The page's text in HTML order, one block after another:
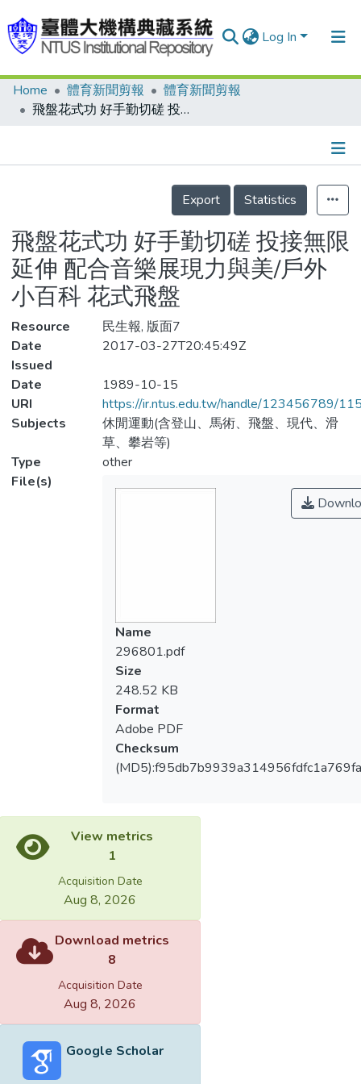
Log In
Communities & Collections
Statistics
Home 體育新聞剪報
體育新聞剪報
飛盤花式功 好手勤切磋 投接無限延伸 配合音樂展現力與美/戶外小百科 花式飛盤
Details
Export
Statistics
飛盤花式功 好手勤切磋 投接無限
延伸 配合音樂展現力與美/戶外
小百科 花式飛盤
Resource
民生報, 版面7
Date
Issued
2017-03-27T20:45:49Z
Date
1989-10-15
URI
https://ir.ntus.edu.tw/handle/123456789/
Subjects
休閒運動(含登山、馬術、飛盤、現代、滑
草、攀岩等)
Type
other
File(s)
Name
296801.pdf
Size
248.52 KB
Format
Adobe PDF
Checksum
View metrics
1
Acquisition Date
Aug 8, 2026
Download metrics
8
Acquisition Date
Aug 8, 2026
Google Scholar